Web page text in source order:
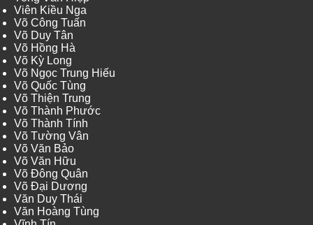
Viên Kiều Nga
Võ Công Tuấn
Võ Duy Tân
Võ Hồng Hà
Võ Kỳ Long
Võ Ngọc Trung Hiếu
Võ Quốc Tùng
Võ Thiện Trung
Võ Thành Phước
Võ Thành Tính
Võ Tường Vân
Võ Văn Bảo
Võ Văn Hữu
Võ Đông Quân
Võ Đại Dương
Văn Duy Thái
Văn Hoàng Tùng